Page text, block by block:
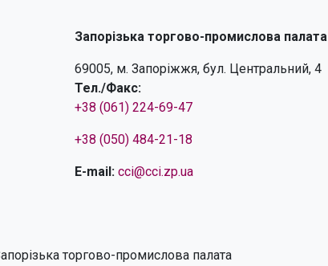
Запорізька торгово-промислова палата
69005, м. Запоріжжя, бул. Центральний, 4
Тел./Факс:
+38 (061) 224-69-47
+38 (050) 484-21-18
E-mail: cci@cci.zp.ua
торгово-промислова палата